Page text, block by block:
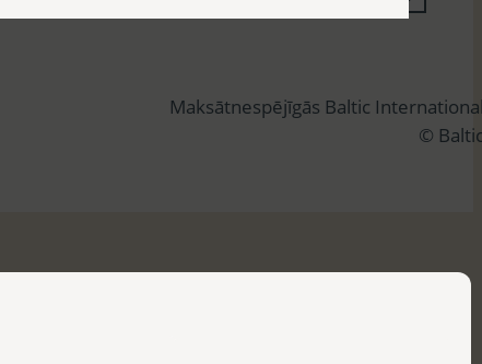
e
ē
Maksātnespējīgās Baltic
©